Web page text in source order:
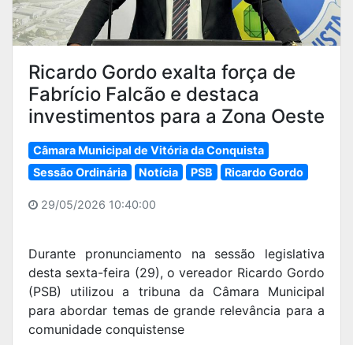
Ricardo Gordo exalta força de
Fabrício Falcão e destaca
investimentos para a Zona Oeste
Câmara Municipal de Vitória da Conquista
Sessão Ordinária
Notícia PSB Ricardo Gordo
29/05/2026 10:40:00
Durante pronunciamento na sessão legislativa
desta sexta-feira (29), o vereador Ricardo Gordo
(PSB) utilizou a tribuna da Câmara Municipal
para abordar temas de grande relevância para a
comunidade conquistense